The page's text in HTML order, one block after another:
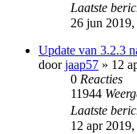
Laatste
26 jun 2019,
Update van 3.2.3
doorjaap57 » 12
0 Reacties
11944
Laatste
12 apr